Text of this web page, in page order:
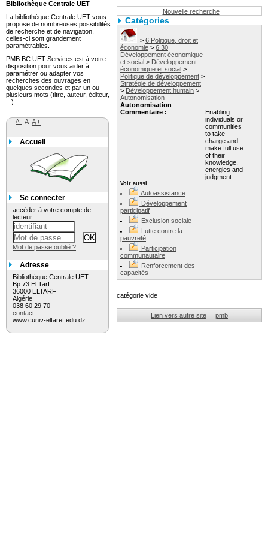
Nouvelle recherche
Catégories
> 6 Politique, droit et
économie > 6.30
Développement économique
et social > Développement
économique et social >
Politique de développement >
Stratégie de développement
> Développement humain >
Autonomisation
Autonomisation
Commentaire :
Enabling
individuals or
communities
to take
charge and
make full use
of their
knowledge,
energies and
judgment.
Voir aussi
Autoassistance
Développement
participatif
Exclusion sociale
Lutte contre la
pauvreté
Participation
communautaire
Renforcement des
capacités
catégorie vide
Lien vers autre site pmb
Bibliothèque Centrale UET
La bibliothèque Centrale UET vous
propose de nombreuses possibilités
de recherche et de navigation,
celles-ci sont grandement
paramétrables.
PMB BC.UET Services est à votre
disposition pour vous aider à
paramétrer ou adapter vos
recherches des ouvrages en
quelques secondes et par un ou
plusieurs mots (titre, auteur, éditeur,
...). .
A- A A+
Accueil
Se connecter
accéder à votre compte de
lecteur
Mot de passe oublié ?
Adresse
Bibliothèque Centrale UET
Bp 73 El Tarf
36000 ELTARF
Algérie
038 60 29 70
contact
www.cuniv-eltaref.edu.dz